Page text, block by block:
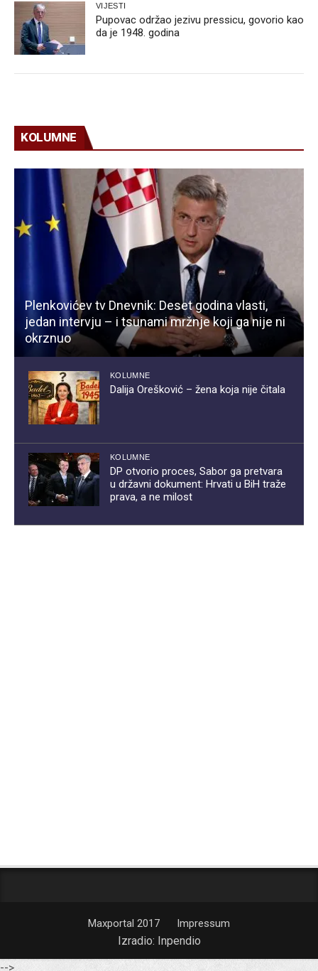
VIJESTI
Pupovac održao jezivu pressicu, govorio kao
da je 1948. godina
KOLUMNE
Plenkovićev tv Dnevnik: Deset godina vlasti,
jedan intervju – i tsunami mržnje koji ga nije ni
okrznuo
KOLUMNE
Dalija Orešković – žena koja nije čitala
KOLUMNE
DP otvorio proces, Sabor ga pretvara
u državni dokument: Hrvati u BiH traže
prava, a ne milost
Maxportal 2017 Impressum
Izradio: Inpendio
-->